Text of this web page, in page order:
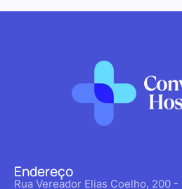
Endereço
Rua Vereador Elias Coelho, 200 -